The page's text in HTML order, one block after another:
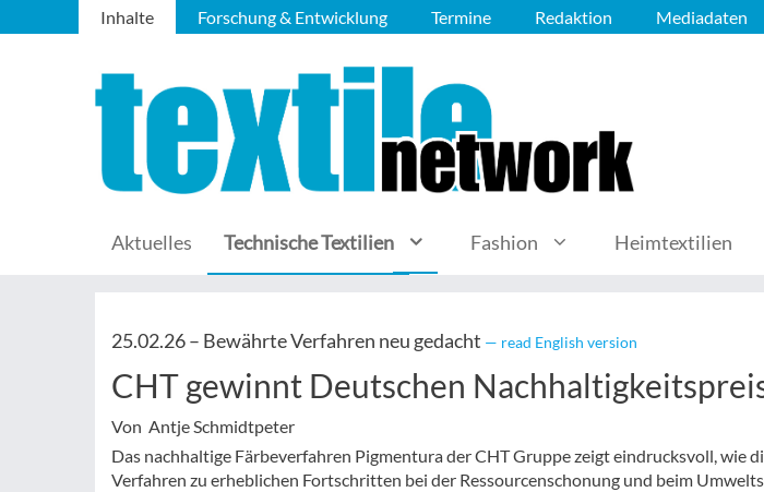
Inhalte Forschung & Entwicklung Termine Redaktion Mediadaten
Aktuelles Technische Textilien Fashion Heimtextilien
25.02.26 – Bewährte Verfahren neu gedacht — read English version
CHT gewinnt Deutschen
Von Antje Schmidtpeter
Das nachhaltige Färbeverfahren Pigmentura der CHT Gruppe zeigt eindrucksvoll, wie
Verfahren zu erheblichen Fortschritten bei der Ressourcenschonung und beim